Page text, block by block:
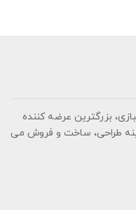
بزرگترین عرضه کننده
طراحی، ساخت و فروش می